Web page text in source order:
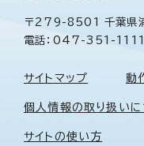
〒279-8501 千葉県
電話：047-351-1111
サイトマップ 動
個人情報の取り扱いに
サイトの使い方